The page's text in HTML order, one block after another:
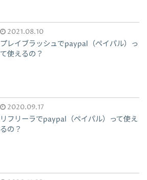
2021.08.10
プレイブラッシュでpaypal（ペイパル）っ
て使えるの？
2020.09.17
リフリーラでpaypal（ペイパル）って使え
るの？